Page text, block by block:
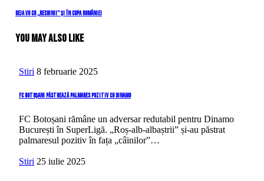
în
Next
Deja vu cu „rechinii” și în Cupa României
You May Also Like
Stiri 8 februarie 2025
FC Botoșani păstrează palmares pozitiv cu Dinamo
FC Botoșani rămâne un adversar redutabil pentru Dinamo
București în SuperLigă. „Roș-alb-albaștrii” și-au păstrat
palmaresul pozitiv în fața „câinilor”…
Stiri 25 iulie 2025